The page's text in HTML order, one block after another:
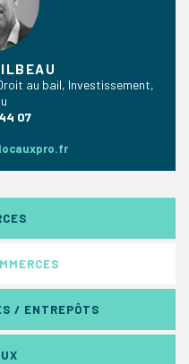
au bail, Investissement,
07
/ ENTREPÔTS